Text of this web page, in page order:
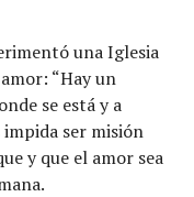
una Iglesia
“Hay un
se está y a
impida ser misión
y que el amor sea